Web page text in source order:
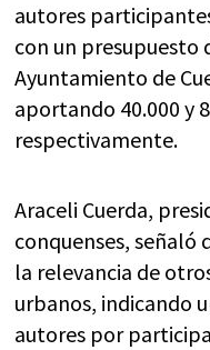
autores
con un presupuesto
Ayuntamiento de
aportando 40.000 y
respectivamente.
Araceli Cuerda,
conquenses, señaló
la relevancia de
urbanos, indicando
autores por